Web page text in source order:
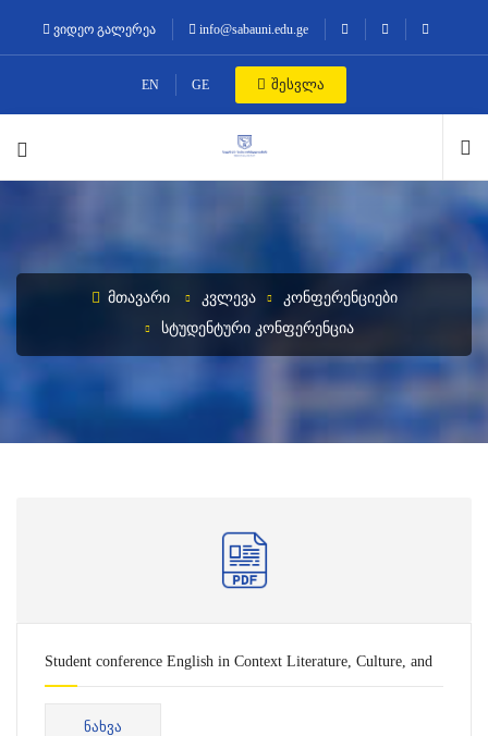
ვიდეო გალერეა info@sabauni.edu.ge
EN GE შესვლა
ᲛᲗᲐᲕᲐᲠᲘ ᲙᲕᲚᲔᲕᲐ
ᲙᲝᲜᲤᲔᲠᲔᲜᲪᲘᲔᲑᲘ
ᲡᲢᲣᲓᲔᲜᲢᲣᲠᲘ ᲙᲝᲜᲤᲔᲠᲔᲜᲪᲘᲐ
Student conference English in Context Literature, Culture, and
Everyday Communication 2026
ᲜᲐᲮᲕᲐ